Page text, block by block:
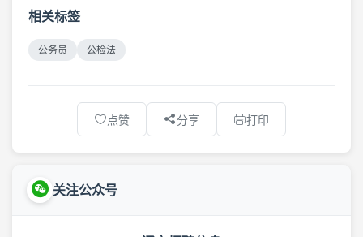
相关标签
公务员 公检法
点赞 分享 打印
关注公众号